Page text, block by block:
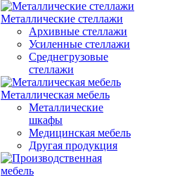
Металлические стеллажи
Архивные стеллажи
Усиленные стеллажи
Среднегрузовые
стеллажи
Металлическая мебель
Металлические
шкафы
Медицинская мебель
Другая продукция